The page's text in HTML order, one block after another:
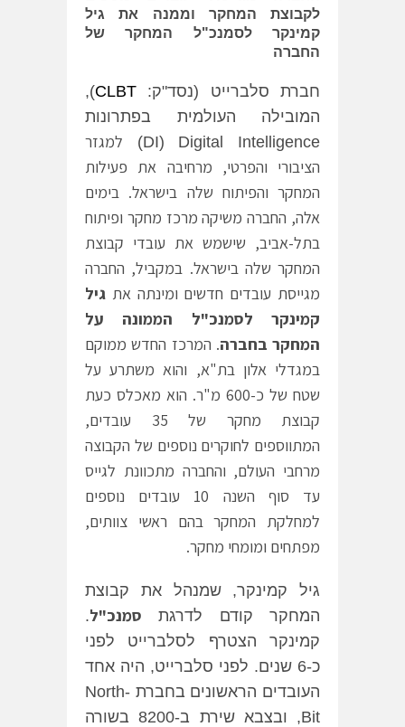
לקבוצת המחקר וממנה את גיל
קמינקר לסמנכ"ל המחקר של
החברה
חברת סלברייט (נסד"ק: CLBT
),
המובילה העולמית בפתרונות
Digital Intelligence
(DI)
למגזר
הציבורי והפרטי, מרחיבה את פעילות
המחקר והפיתוח שלה בישראל. בימים
אלה, החברה משיקה מרכז מחקר ופיתוח
בתל-אביב, שישמש את עובדי קבוצת
המחקר שלה בישראל. במקביל, החברה
מגייסת עובדים חדשים ומינתה את גיל
קמינקר לסמנכ"ל הממונה על
המחקר בחברה. המרכז החדש ממוקם
במגדלי אלון בת"א, והוא משתרע על
שטח של כ-600 מ"ר. הוא מאכלס כעת
קבוצת מחקר של 35 עובדים,
המתווספים לחוקרים נוספים של הקבוצה
מרחבי העולם, והחברה מתכוונת לגייס
עד סוף השנה 10 עובדים נוספים
למחלקת המחקר בהם ראשי צוותים,
מפתחים ומומחי מחקר.
גיל קמינקר, שמנהל את קבוצת
המחקר קודם לדרגת סמנכ"ל.
קמינקר הצטרף לסלברייט לפני
כ-6 שנים. לפני סלברייט, היה אחד
העובדים הראשונים בחברת North-
Bit
, ובצבא שירת ב-8200 בשורה